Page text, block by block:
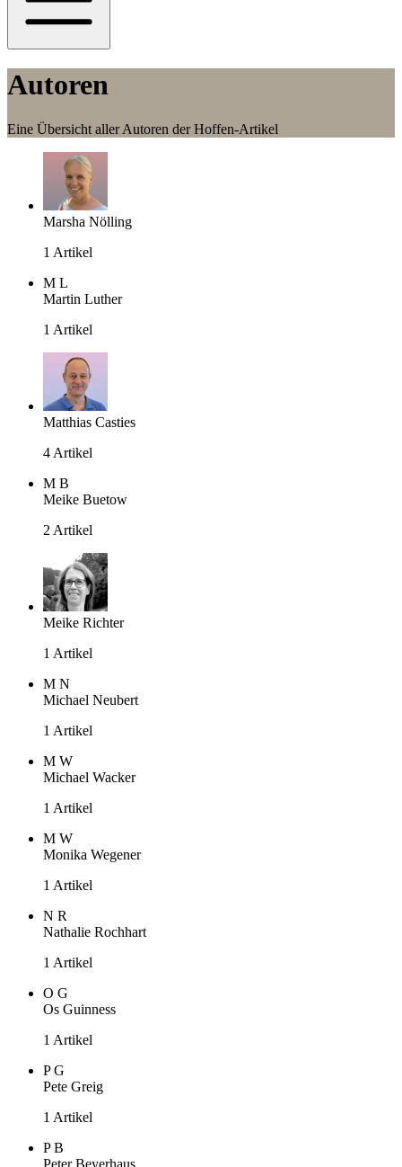
Autoren
Eine Übersicht aller Autoren der Hoffen-Artikel
Marsha Nölling
1 Artikel
M L
Martin Luther
1 Artikel
Matthias Casties
4 Artikel
M B
Meike Buetow
2 Artikel
Meike Richter
1 Artikel
M N
Michael Neubert
1 Artikel
M W
Michael Wacker
1 Artikel
M W
Monika Wegener
1 Artikel
N R
Nathalie Rochhart
1 Artikel
O G
Os Guinness
1 Artikel
P G
Pete Greig
1 Artikel
P B
Peter Beyerhaus